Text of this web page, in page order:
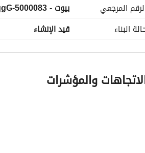
المرجعي
بيوت - 5000083-c6aqgG
البناء
قيد الإنشاء
والمؤشرات